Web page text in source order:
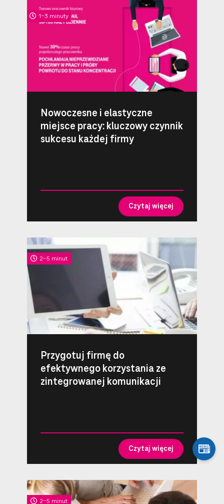
1-3 minuty
Nowoczesne i elastyczne
miejsce pracy: kluczowy czynnik
sukcesu każdej firmy
Czytaj więcej
2-5 minut
Przygotuj firmę do
efektywnego korzystania ze
zintegrowanej komunikacji
Czytaj więcej
2-5 minut